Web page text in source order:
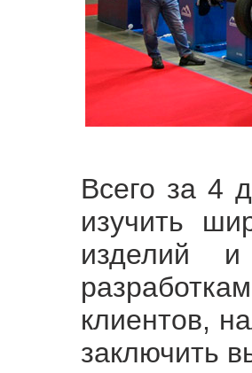
Всего за 4
изучить
изделий
клиентов,
заключить